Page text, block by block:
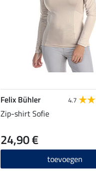
Felix Bühler 4.7
Zip-shirt Sofie
24,90 €
toevoegen